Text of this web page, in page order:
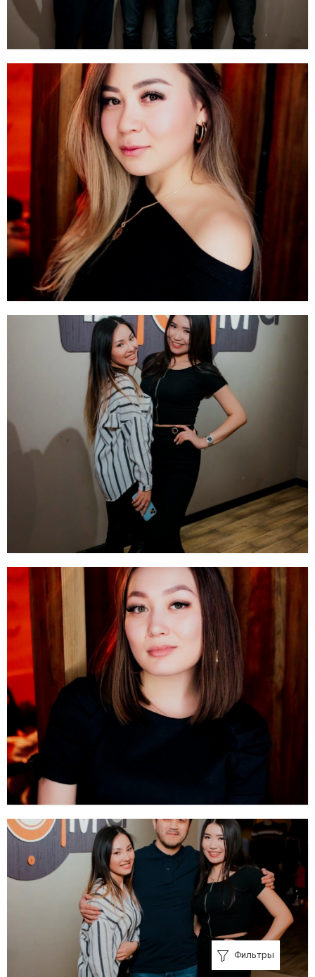
Фильтры